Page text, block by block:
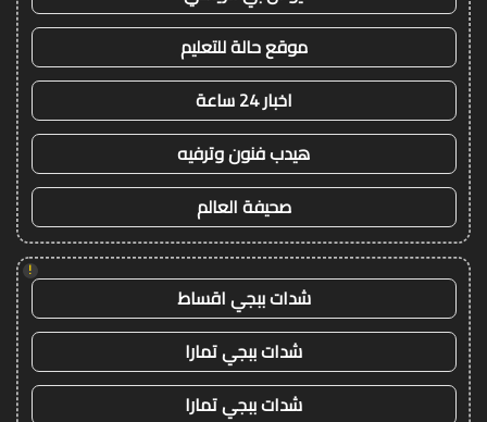
موقع حالة للتعليم
اخبار 24 ساعة
هيدب فنون وترفيه
صحيفة العالم
!
شدات ببجي اقساط
شدات ببجي تمارا
شدات ببجي تمارا